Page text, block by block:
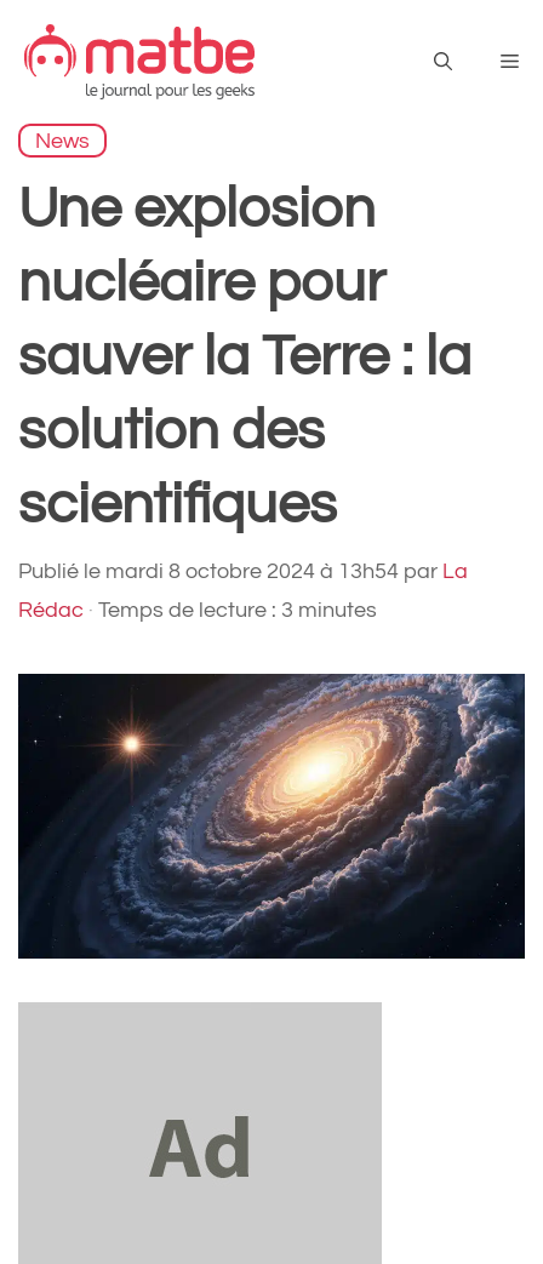
contenu
News
Une explosion
nucléaire pour
sauver la Terre : la
solution des
scientifiques
Publié le mardi 8 octobre 2024 à 13h54 par La
Rédac · Temps de lecture : 3 minutes